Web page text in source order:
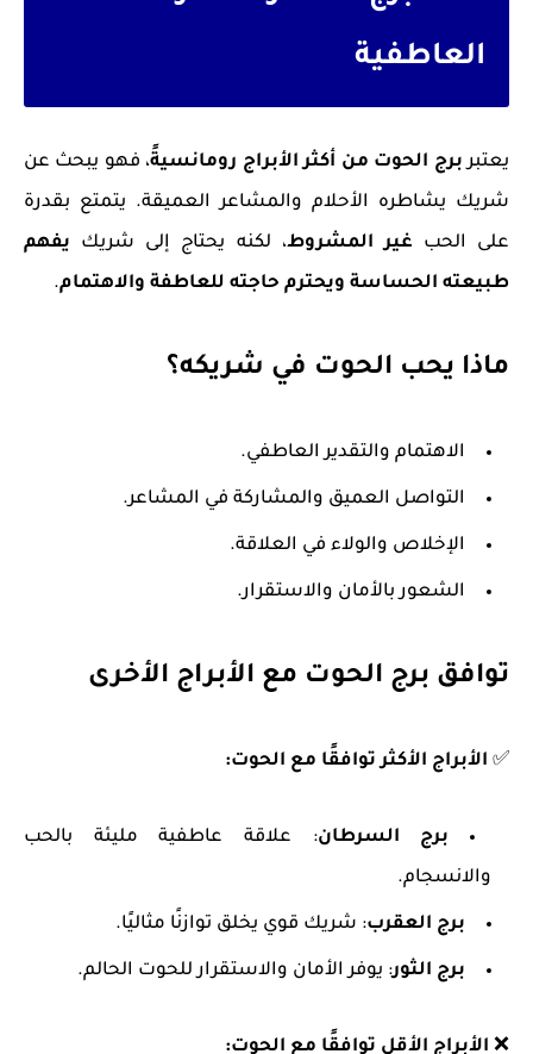
العاطفية
يعتبربرج الحوت من أكثر الأبراج رومانسيةً، فهو يبحث عن
شريك يشاطره الأحلام والمشاعر العميقة. يتمتع بقدرة
على الحب غير المشروط، لكنه يحتاج إلى شريك يفهم
طبيعته الحساسة ويحترم حاجته للعاطفة والاهتمام.
ماذا يحب الحوت في شريكه؟
الاهتمام والتقدير العاطفي.
التواصل العميق والمشاركة في المشاعر.
الإخلاص والولاء في العلاقة.
الشعور بالأمان والاستقرار.
توافق برج الحوت مع الأبراج الأخرى
✅ الأبراج الأكثر توافقًا مع الحوت:
برج السرطان: علاقة عاطفية مليئة بالحب
والانسجام.
برج العقرب: شريك قوي يخلق توازنًا مثاليًا.
برج الثور: يوفر الأمان والاستقرار للحوت الحالم.
❌ الأبراج الأقل توافقًا مع الحوت: